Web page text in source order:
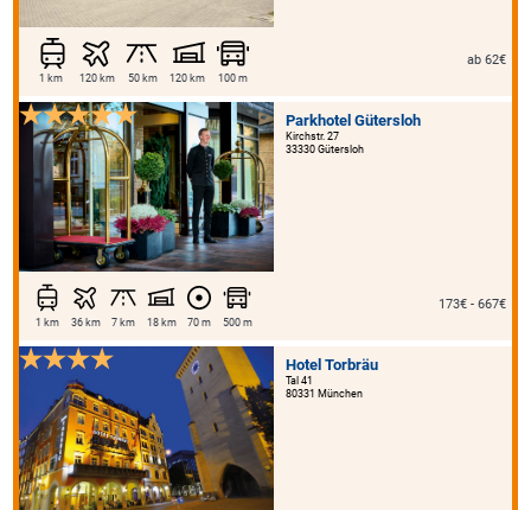
1 km 120 km 50 km 120 km 100 m
ab 62€
Parkhotel Gütersloh
Kirchstr. 27
33330 Gütersloh
1 km 36 km 7 km 18 km 70 m 500 m
173€ - 667€
Hotel Torbräu
Tal 41
80331 München